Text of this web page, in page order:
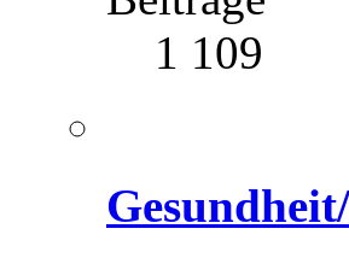
1 109